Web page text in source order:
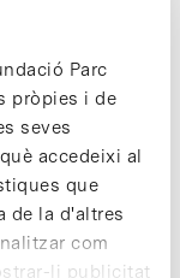
Parc
pròpies i de
seves
accedeixi al
que
de la d'altres
com
li publicitat
del Buc
cap del
en
GM) de la
i també amb
En el
científica, del
oceanogràfic
de